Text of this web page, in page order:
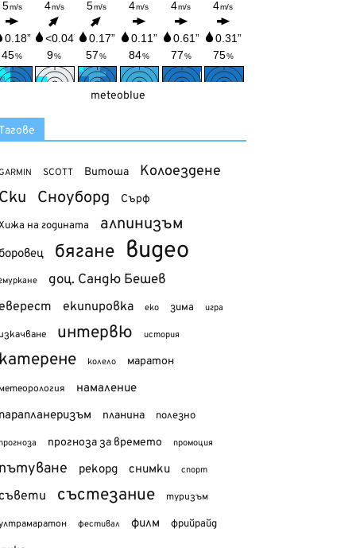
meteoblue
SCOTT Витоша Колоездене
Сноуборд Сърф
на годината алпинизъм
бягане видео
доц. Сандю Бешев
екипировка еко зима игра
интервю история
колело маратон
намаление
планина полезно
прогноза за времето промоция
рекорд снимки спорт
състезание туризъм
фестивал филм фрийрайд